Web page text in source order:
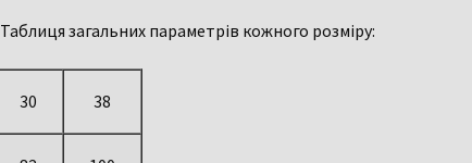
Таблиця загальних параметрів кожного розміру:
30 38